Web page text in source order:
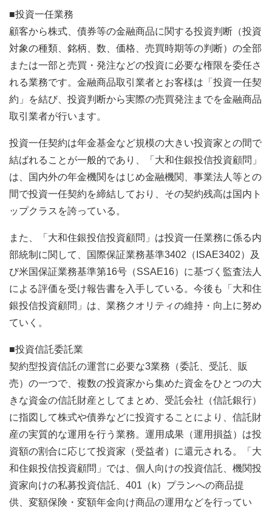
■投資一任業務
顧客から株式、債券等の金融商品に関する投資判断（投資
対象の種類、銘柄、数、価格、売買時期等の判断）の全部
または一部と売買・発注などの投資に必要な権限を委任さ
れる業務です。金融商品取引業者とお客様は「投資一任契
約」を結び、投資判断から実際の売買発注までを金融商品
取引業者が行います。
投資一任契約は年金基金など規模の大きい投資家との間で
結ばれることが一般的であり、「大和住銀投信投資顧問」
は、国内外の年金機関をはじめ金融機関、事業法人等との
間で投資一任契約を締結しており、その契約残高は国内ト
ップクラスを誇っている。
また、「大和住銀投信投資顧問」は投資一任業務に係る内
部統制に関して、国際保証業務基準3402（ISAE3402）及
び米国保証業務基準第16号（SSAE16）に基づく監査法人
による評価を受け報告書を入手している。今後も「大和住
銀投信投資顧問」は、業務クオリティの維持・向上に努め
ていく。
■投資信託委託業
契約型投資信託の運営に必要な3業務（委託、受託、販
売）の一つで、複数の投資家から集めた資金をひとつの大
きな資金の信託財産としてまとめ、受託会社（信託銀行）
に指図して株式や債券などに投資することにより、信託財
産の実質的な運用を行う業務。運用成果（運用損益）は投
資額の割合に応じて投資家（受益者）に還元される。「大
和住銀投信投資顧問」では、個人向けの投資信託、機関投
資家向けの私募投資信託、401（k）プランへの商品提
供、変額保険・変額年金向け商品の運用などを行ってい